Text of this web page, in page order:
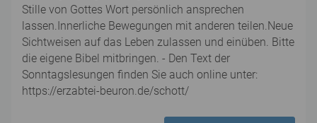
Stille von Gottes Wort persönlich ansprechen
lassen.Innerliche Bewegungen mit anderen teilen.Neue
Sichtweisen auf das Leben zulassen und einüben. Bitte
die eigene Bibel mitbringen. - Den Text der
Sonntagslesungen finden Sie auch online unter:
https://erzabtei-beuron.de/schott/